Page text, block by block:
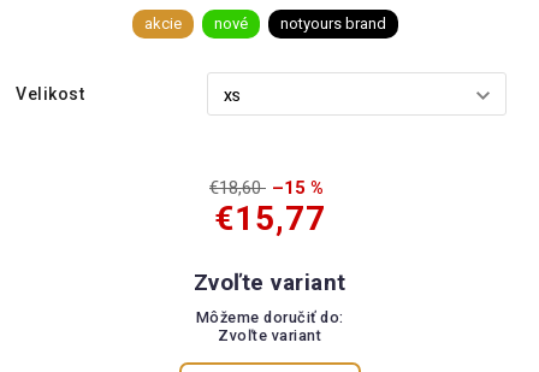
akcie nové notyours brand
Velikost
€18,60 –15 %
€15,77
Zvoľte variant
Môžeme doručiť do:
Zvoľte variant